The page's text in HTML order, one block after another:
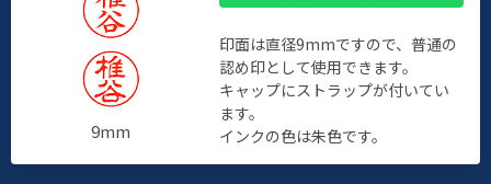
9mm
印面は直径9mmですので、普通の
認め印として使用できます。
キャップにストラップが付いてい
ます。
インクの色は朱色です。